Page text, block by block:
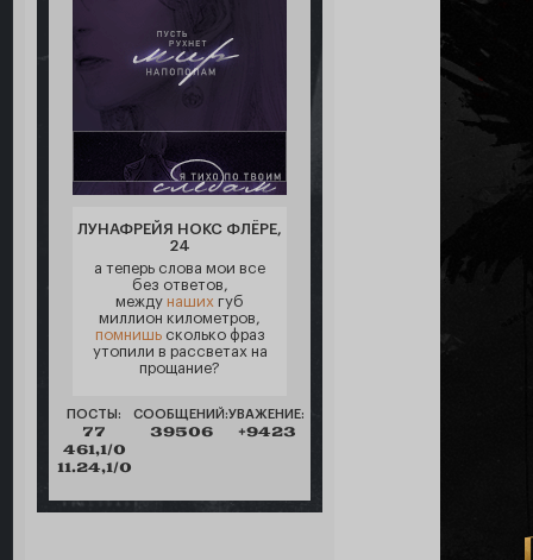
ЛУНАФРЕЙЯ НОКС ФЛЁРЕ,
24
а теперь слова мои все
без ответов,
между наших губ
миллион километров,
помнишьсколько фраз
утопили в рассветах на
прощание?
ПОСТЫ:
77
461,1/0
11.24,1/0
СООБЩЕНИЙ:
39506
УВАЖЕНИЕ:
+9423